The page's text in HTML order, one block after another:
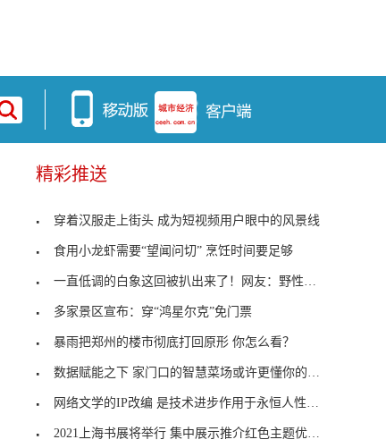
精彩推送
穿着汉服走上街头 成为短视频用户眼中的风景线
食用小龙虾需要“望闻问切” 烹饪时间要足够
一直低调的白象这回被扒出来了！网友：野性消费，爱
多家景区宣布：穿“鸿星尔克”免门票
暴雨把郑州的楼市彻底打回原形 你怎么看？
数据赋能之下 家门口的智慧菜场或许更懂你的口味
网络文学的IP改编 是技术进步作用于永恒人性的体现
2021上海书展将举行 集中展示推介红色主题优质出版物